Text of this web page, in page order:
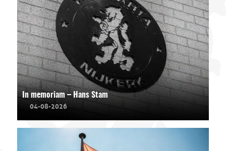
In memoriam – Hans Stam
04-08-2026